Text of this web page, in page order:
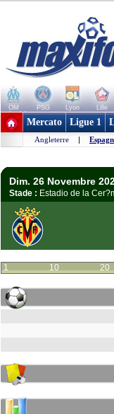
OM PSG Lyon Lille
+ de clubs
Mercato Ligue 1
Angleterre |
Dim. 26 Novembre
Stade : Estadio de la
1 10 20